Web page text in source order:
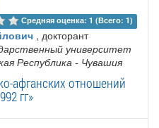
Средняя оценка: 1 (Всего: 1)
, докторант
университет
Республика - Чувашия
афганских отношений
гг»